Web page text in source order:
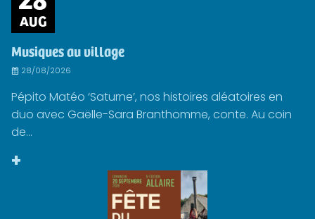
AUG
Musiques au village
28/08/2026
Pépito Matéo ‘Saturne’, nos histoires aléatoires en
duo avec Gaëlle-Sara Branthomme, conte. Au coin
de...
+